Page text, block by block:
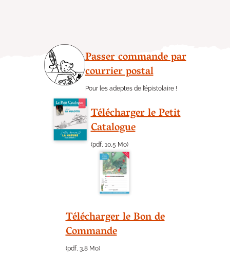
Passer commande par
courrier postal
Pour les adeptes de l’épistolaire !
Télécharger le Petit
Catalogue
(pdf, 10,5 Mo)
Télécharger le Bon de
Commande
(pdf, 3,8 Mo)